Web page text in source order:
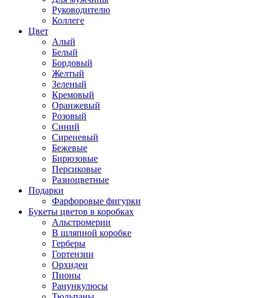
Руководителю
Коллеге
Цвет
Алый
Белый
Бордовый
Желтый
Зеленый
Кремовый
Оранжевый
Розовый
Синий
Сиреневый
Бежевые
Бирюзовые
Персиковые
Разноцветные
Подарки
Фарфоровые фигурки
Букеты цветов в коробках
Альстромерии
В шляпной коробке
Герберы
Гортензии
Орхидеи
Пионы
Ранункулюсы